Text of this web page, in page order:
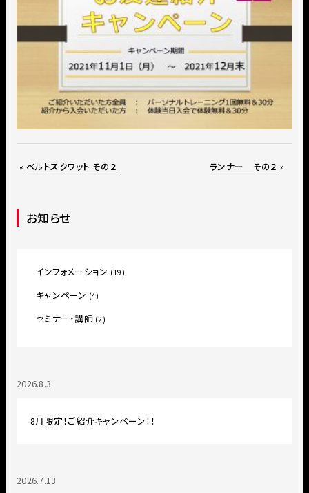
« ベルトスクワット その２ ランナー その２ »
お知らせ
インフォメーション (19)
キャンペーン (4)
セミナー・講師 (2)
2026.8.3
8月限定！ご紹介キャンペーン！！
2026.7.13